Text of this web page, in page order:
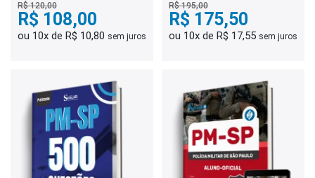
R$ 120,00
R$ 108,00
ou 10x de R$ 10,80 sem juros
R$ 195,00
R$ 175,50
ou 10x de R$ 17,55 sem juros